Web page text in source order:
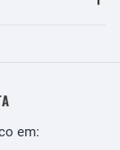
em: